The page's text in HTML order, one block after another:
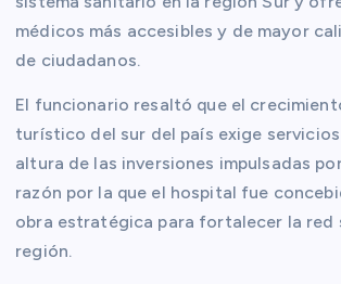
médicos más accesibles y de mayor
de ciudadanos.
El funcionario resaltó que el
turístico del sur del país exige
altura de las inversiones impulsadas
razón por la que el hospital fue
obra estratégica para fortalecer la red
región.